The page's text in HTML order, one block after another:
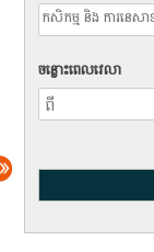
ចន្លោះពេលវេលា